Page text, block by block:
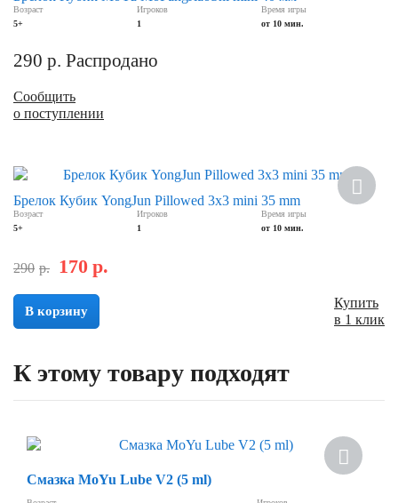
Возраст
5+
Игроков
1
Время игры
от 10 мин.
290 р. Распродано
Сообщить
о поступлении
Скидка
Брелок Кубик YongJun Pillowed 3х3 mini 35 mm
Возраст
5+
Игроков
1
Время игры
от 10 мин.
290 р. 170 р.
В корзину
Купить
в 1 клик
К этому товару подходят
Смазка MoYu Lube V2 (5 ml)